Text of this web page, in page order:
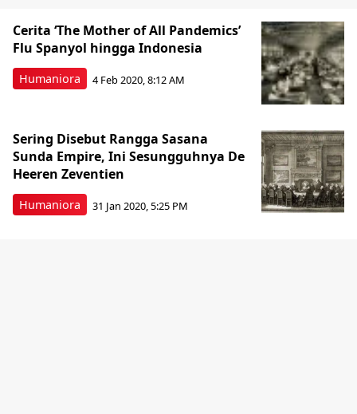
Humaniora
Cerita ‘The Mother of All Pandemics’
Flu Spanyol hingga Indonesia
4 Feb 2020, 8:12 AM
Humaniora
Sering Disebut Rangga Sasana
Sunda Empire, Ini Sesungguhnya De
Heeren Zeventien
31 Jan 2020, 5:25 PM